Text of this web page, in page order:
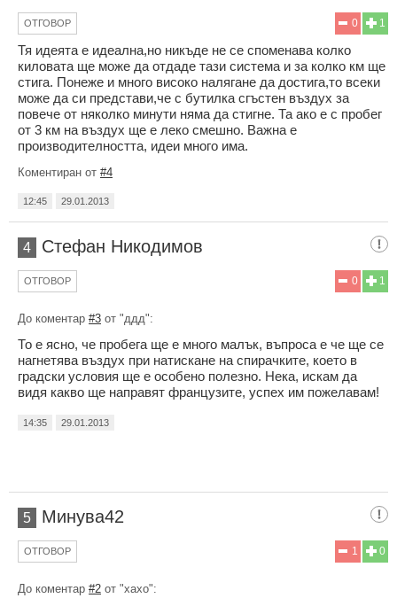
1
0
ОТГОВОР
Тя идеята е идеална,но никъде не се споменава колко
киловата ще може да отдаде тази система и за колко км ще
стига. Понеже и много високо налягане да достига,то всеки
може да си представи,че с бутилка сгъстен въздух за
повече от няколко минути няма да стигне. Та ако е с пробег
от 3 км на въздух ще е леко смешно. Важна е
производителността, идеи много има.
Коментиран от #4
12:45 29.01.2013
4 Стефан Никодимов
1
0
ОТГОВОР
До коментар #3 от "ддд":
То е ясно, че пробега ще е много малък, въпроса е че ще се
нагнетява въздух при натискане на спирачките, което в
градски условия ще е особено полезно. Нека, искам да
видя какво ще направят французите, успех им пожелавам!
14:35 29.01.2013
5 Минува42
0
1
ОТГОВОР
До коментар #2 от "хахо":